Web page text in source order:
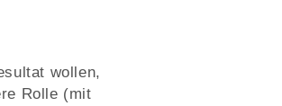
wollen,
Rolle (mit